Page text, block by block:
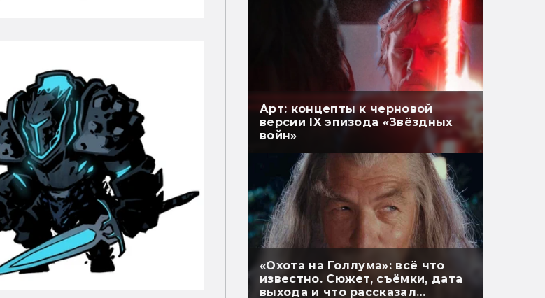
Арт: концепты к черновой
версии IX эпизода «Звёздных
войн»
«Охота на Голлума»: всё что
известно. Сюжет, съёмки, дата
выхода и что рассказал